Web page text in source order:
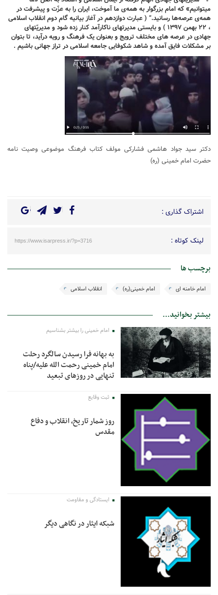
میتوانیم» که امام بزرگوار به همه‌ی ما آموخت، ایران را به عزّت و پیشرفت در
همه‌ی عرصه‌ها رسانید.“ ( عبارت دوازدهم در آغاز بیانیه گام دوم انقلاب اسلامی
، ۲۲ بهمن ۱۳۹۷ ) و بایستی مدیرتهای ناکارآمد کنار زده شود و مدیریّتهای
جهادی در عرصه های مختلف ترویج و بعنوان یک فرهنگ و رویه درآید، تا بتوان
بر مشکلات فایق آمده و شاهد شکوفایی جامعه اسلامی در تراز جهانی باشیم .
دکتر سید جواد هاشمی فشارکی مولف کتاب فرهنگ موضوعی وصیت نامه
حضرت امام خمینی (ره)
اشتراک گذاری :
لینک کوتاه : https://www.isarpress.ir/?p=3716
برچسب ها
امام خامنه ای امام خمینی(ره) انقلاب اسلامی
بیشتر بخوانید...
امام خمینی را بیشتر بشناسیم
به بهانه فرا رسیدن سالگرد رحلت
امام خمینی رحمت الله علیه/پناه
تنهایی در روزهای تبعید
ثبت وقایع
روز شمار تاریخ، انقلاب و دفاع
مقدس
ایستادگی و مقاومت
شبکه ایثار در نگاهی دیگر